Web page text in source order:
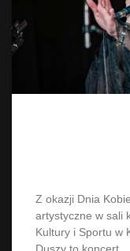
Z okazji Dnia
artystyczne w sali
Kultury i Sportu w
Duszy to koncert